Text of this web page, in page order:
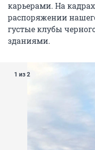
карьерами. На
распоряжении
густые клубы
зданиями.
1 из 2